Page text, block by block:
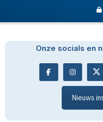
Onze socials en
Nieuws